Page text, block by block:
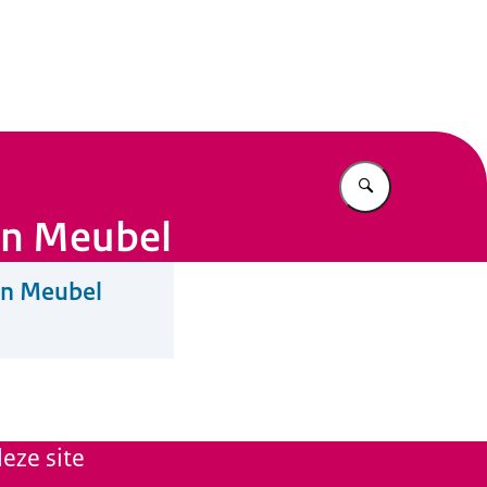
Vul in wat u
Meubel
Meubel
site